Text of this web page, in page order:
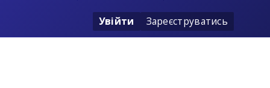
Увійти Зареєструватись